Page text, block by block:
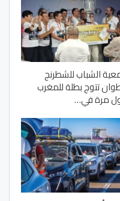
الشباب للشطرنج
تتوج بطلة للمغرب
مرة في…